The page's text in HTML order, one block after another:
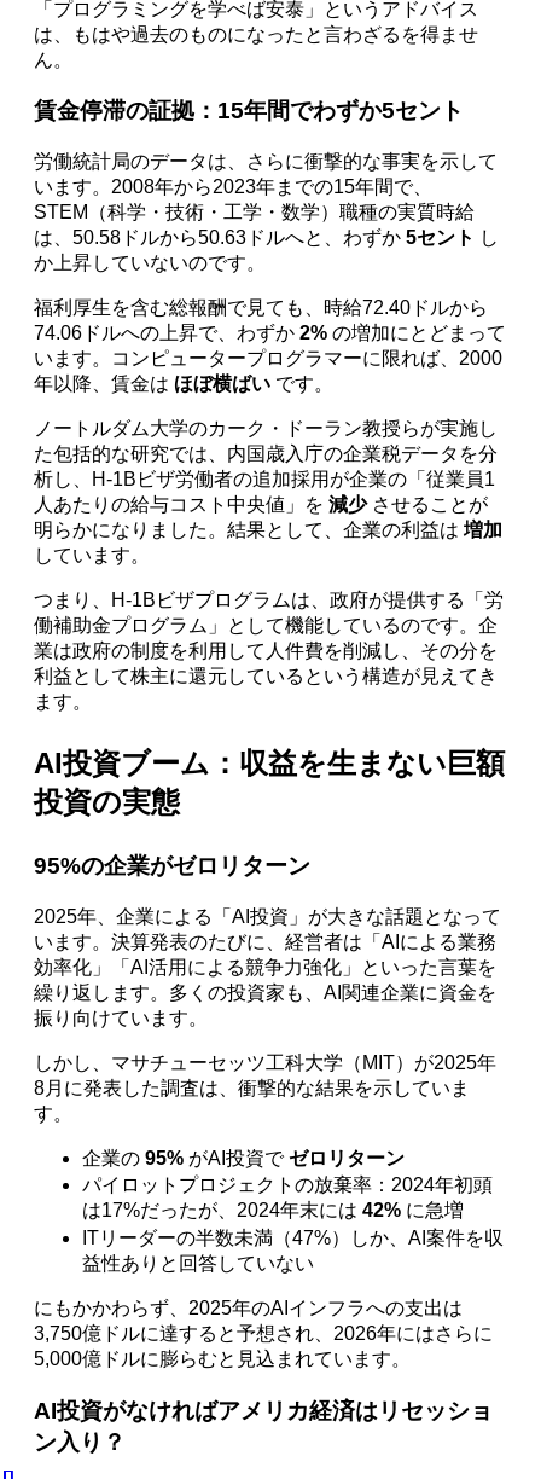
「プログラミングを学べば安泰」というアドバイス
は、もはや過去のものになったと言わざるを得ませ
ん。
賃金停滞の証拠：15年間でわずか5セント
労働統計局のデータは、さらに衝撃的な事実を示して
います。2008年から2023年までの15年間で、
STEM（科学・技術・工学・数学）職種の実質時給
は、50.58ドルから50.63ドルへと、わずか5セント し
か上昇していないのです。
福利厚生を含む総報酬で見ても、時給72.40ドルから
74.06ドルへの上昇で、わずか2% の増加にとどまって
います。コンピュータープログラマーに限れば、2000
年以降、賃金は ほぼ横ばい です。
ノートルダム大学のカーク・ドーラン教授らが実施し
た包括的な研究では、内国歳入庁の企業税データを分
析し、H-1Bビザ労働者の追加採用が企業の「従業員1
人あたりの給与コスト中央値」を減少させることが
明らかになりました。結果として、企業の利益は増加
しています。
つまり、H-1Bビザプログラムは、政府が提供する「労
働補助金プログラム」として機能しているのです。企
業は政府の制度を利用して人件費を削減し、その分を
利益として株主に還元しているという構造が見えてき
ます。
AI投資ブーム：収益を生まない巨額
投資の実態
95%の企業がゼロリターン
2025年、企業による「AI投資」が大きな話題となって
います。決算発表のたびに、経営者は「AIによる業務
効率化」「AI活用による競争力強化」といった言葉を
繰り返します。多くの投資家も、AI関連企業に資金を
振り向けています。
しかし、マサチューセッツ工科大学（MIT）が2025年
8月に発表した調査は、衝撃的な結果を示していま
す。
企業の95% がAI投資でゼロリターン
パイロットプロジェクトの放棄率：2024年初頭
は17%だったが、2024年末には42% に急増
ITリーダーの半数未満（47%）しか、AI案件を収
益性ありと回答していない
にもかかわらず、2025年のAIインフラへの支出は
3,750億ドルに達すると予想され、2026年にはさらに
5,000億ドルに膨らむと見込まれています。
AI投資がなければアメリカ経済はリセッショ
ン入り？